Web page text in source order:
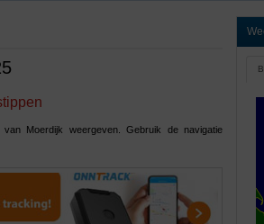
Moerdijk weergeven. Gebruik de navigatie